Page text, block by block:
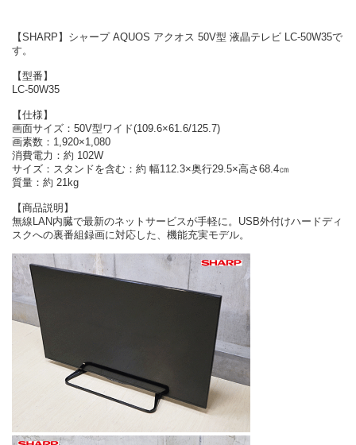
【SHARP】シャープ AQUOS アクオス 50V型 液晶テレビ LC-50W35で
す。
【型番】
LC-50W35
【仕様】
画面サイズ：50V型ワイド(109.6×61.6/125.7)
画素数：1,920×1,080
消費電力：約 102W
サイズ：スタンドを含む：約 幅112.3×奥行29.5×高さ68.4㎝
質量：約 21kg
【商品説明】
無線LAN内臓で最新のネットサービスが手軽に。USB外付けハードディ
スクへの裏番組録画に対応した、機能充実モデル。